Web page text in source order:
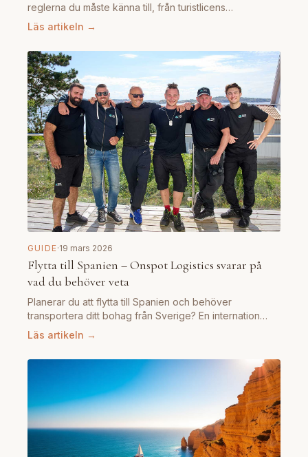
reglerna du måste känna till, från turistlicens…
Läs artikeln →
GUIDE·19 mars 2026
Flytta till Spanien – Onspot Logistics svarar på
vad du behöver veta
Planerar du att flytta till Spanien och behöver
transportera ditt bohag från Sverige? En internation…
Läs artikeln →